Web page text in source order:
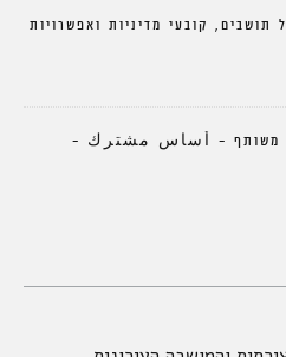
תושבים, קובעי מדיניות ואפשרויות
משותף – أساس مشترك –